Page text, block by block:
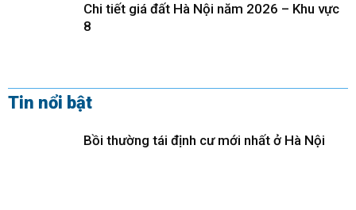
Chi tiết giá đất Hà Nội năm 2026 – Khu vực
8
Tin nổi bật
Bồi thường tái định cư mới nhất ở Hà Nội